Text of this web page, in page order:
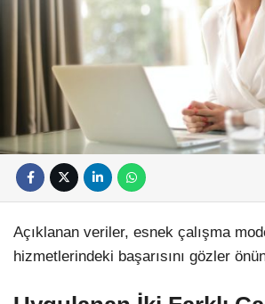
Açıklanan veriler, esnek çalışma
hizmetlerindeki başarısını gözler